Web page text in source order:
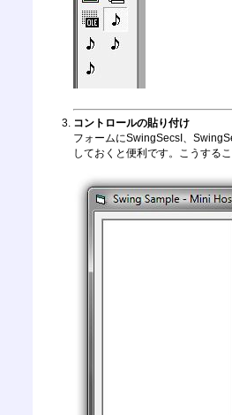
コントロールの貼り付け
フォームにSwingSecsI、
しておくと便利です。こうする